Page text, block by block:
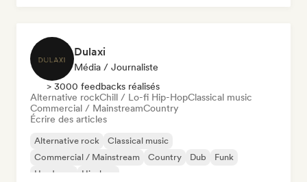
Dulaxi
Média / Journaliste
> 3000 feedbacks réalisés
Alternative rockChill / Lo-fi Hip-HopClassical music
Commercial / MainstreamCountry
Écrire des articles
Alternative rock
Classical music
Commercial / Mainstream
Country Dub
Funk
Hardcore
Hip-hop